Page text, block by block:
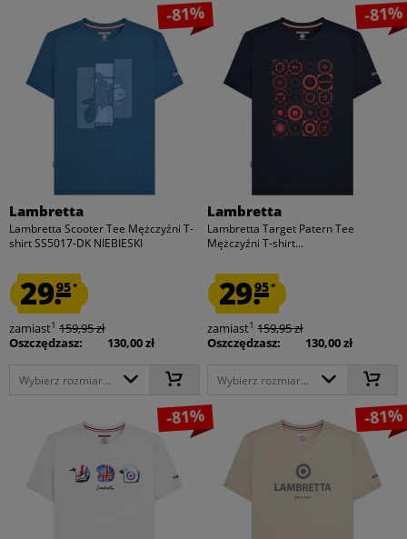
-81%
Lambretta
Lambretta Scooter Tee Mężczyźni T-
shirt SS5017-DK NIEBIESKI
29.95*
zamiast1 159,95 zł
Oszczędzasz:
130,00 zł
Wybierz rozmiar...
-81%
Lambretta
Lambretta Target Patern Tee
Mężczyźni T-shirt...
29.95*
zamiast1 159,95 zł
Oszczędzasz:
130,00 zł
Wybierz rozmiar...
-81% -81%